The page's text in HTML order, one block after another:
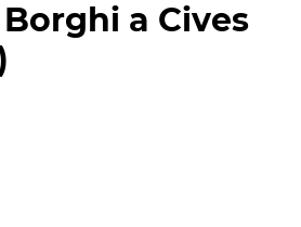
a Cives